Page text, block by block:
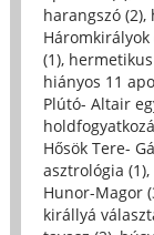
harangszó (2),
Háromkirályok
(1),
hiányos 11
Plútó- Altair
Hősök Tere-
asztrológia (1),
Hunor-Magor
királlyá